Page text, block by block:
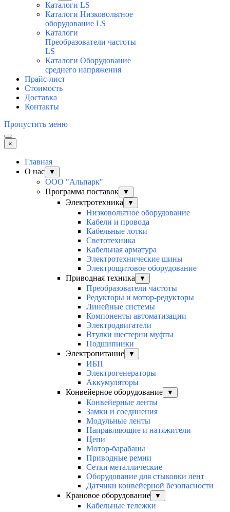
Каталоги LS
Каталоги Низковольтное
оборудование LS
Каталоги
Преобразователи частоты
LS
Каталоги Оборудование
среднего напряжения
Прайс-лист
Стоимость
Доставка
Контакты
Пропустить меню
×
Главная
О нас
▼
ООО "Альпарк"
Программа поставок
▼
Электротехника ▼
Низковольтное оборудование
Кабели и провода
Кабельные лотки
Светотехника
Кабельная арматура
Электротехнические шины
Электрощитовое оборудование
Приводная техника
▼
Преобразователи частоты
Редукторы и мотор-редукторы
Линейные системы
Компоненты автоматизации
Электродвигатели
Втулки шестерни муфты
Подшипники
Электропитание
▼
ИБП
Электрогенераторы
Аккумуляторы
Конвейерное оборудование
▼
Конвейерные ленты
Замки и соединения
Модульные ленты
Направляющие и натяжители
Цепи
Мотор-барабаны
Приводные ремни
Сетки металлические
Оборудование для стыковки лент
Датчики конвейерной безопасности
Крановое оборудование
▼
Кабельные тележки